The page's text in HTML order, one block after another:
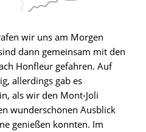
wir uns am Morgen
dann gemeinsam mit den
Honfleur gefahren. Auf
allerdings gab es
als wir den Mont-Joli
wunderschönen Ausblick
genießen konnten. Im